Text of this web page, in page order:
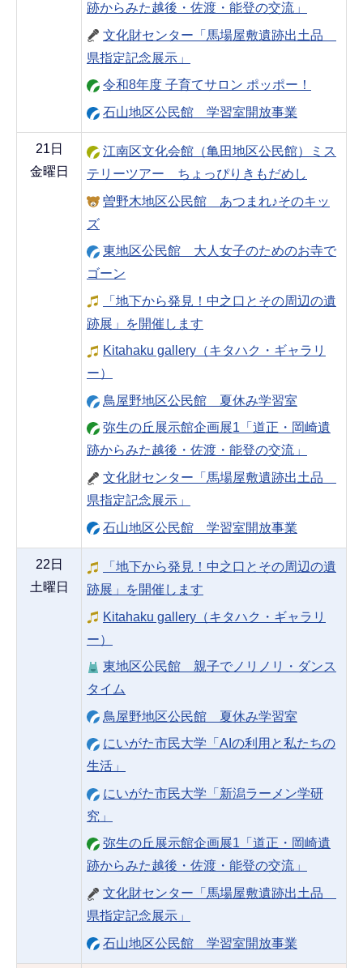
跡からみた越後・佐渡・能登の交流」
文化財センター「馬場屋敷遺跡出土品
県指定記念展示」
令和8年度 子育てサロン ポッポー！
石山地区公民館 学習室開放事業
21日
金曜日
江南区文化会館（亀田地区公民館）ミス
テリーツアー ちょっぴりきもだめし
曽野木地区公民館 あつまれ♪そのキッ
ズ
東地区公民館 大人女子のためのお寺で
ゴーン
「地下から発見！中之口とその周辺の遺
跡展」を開催します
Kitahaku gallery（キタハク・ギャラリ
ー）
鳥屋野地区公民館 夏休み学習室
弥生の丘展示館企画展1「道正・岡崎遺
跡からみた越後・佐渡・能登の交流」
文化財センター「馬場屋敷遺跡出土品
県指定記念展示」
石山地区公民館 学習室開放事業
22日
土曜日
「地下から発見！中之口とその周辺の遺
跡展」を開催します
Kitahaku gallery（キタハク・ギャラリ
ー）
東地区公民館 親子でノリノリ・ダンス
タイム
鳥屋野地区公民館 夏休み学習室
にいがた市民大学「AIの利用と私たちの
生活」
にいがた市民大学「新潟ラーメン学研
究」
弥生の丘展示館企画展1「道正・岡崎遺
跡からみた越後・佐渡・能登の交流」
文化財センター「馬場屋敷遺跡出土品
県指定記念展示」
石山地区公民館 学習室開放事業